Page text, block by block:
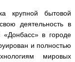
крупной бытовой
деятельность в
«Донбасс» в городе
и полностью
мировых